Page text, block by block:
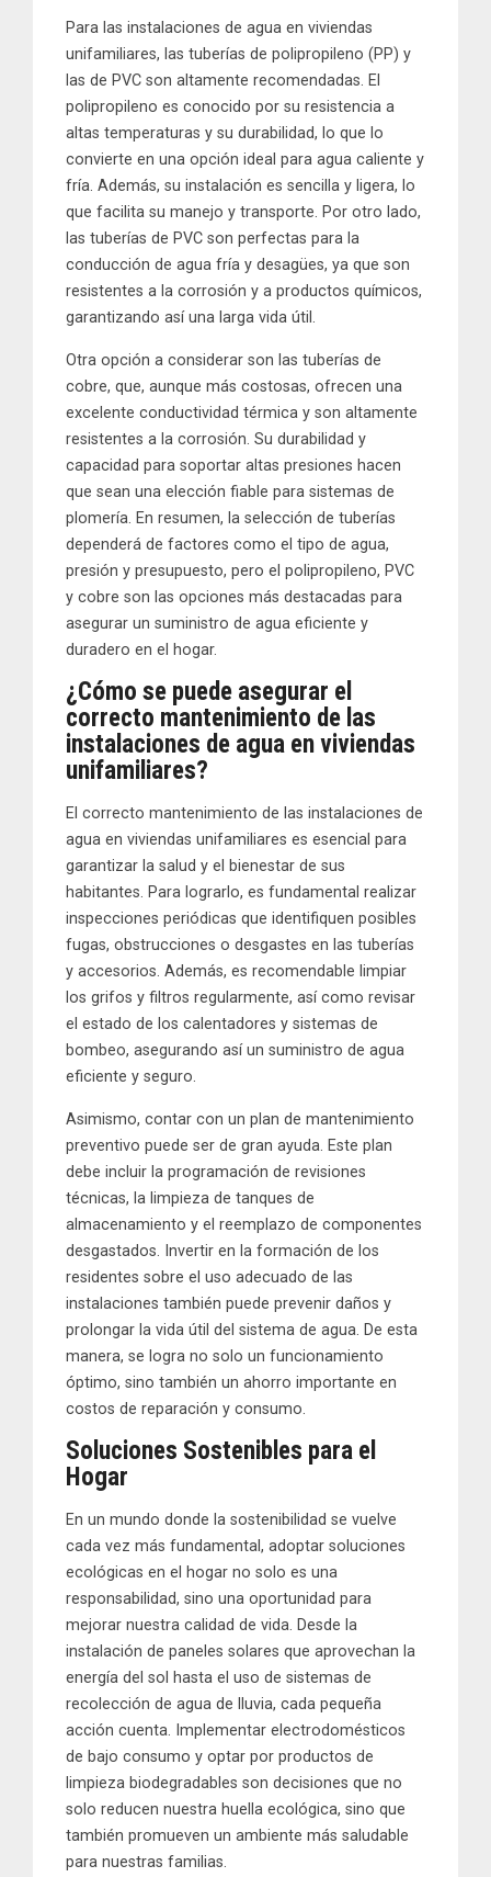
Para las instalaciones de agua en viviendas
unifamiliares, las tuberías de polipropileno (PP) y
las de PVC son altamente recomendadas. El
polipropileno es conocido por su resistencia a
altas temperaturas y su durabilidad, lo que lo
convierte en una opción ideal para agua caliente y
fría. Además, su instalación es sencilla y ligera, lo
que facilita su manejo y transporte. Por otro lado,
las tuberías de PVC son perfectas para la
conducción de agua fría y desagües, ya que son
resistentes a la corrosión y a productos químicos,
garantizando así una larga vida útil.
Otra opción a considerar son las tuberías de
cobre, que, aunque más costosas, ofrecen una
excelente conductividad térmica y son altamente
resistentes a la corrosión. Su durabilidad y
capacidad para soportar altas presiones hacen
que sean una elección fiable para sistemas de
plomería. En resumen, la selección de tuberías
dependerá de factores como el tipo de agua,
presión y presupuesto, pero el polipropileno, PVC
y cobre son las opciones más destacadas para
asegurar un suministro de agua eficiente y
duradero en el hogar.
¿Cómo se puede asegurar el
correcto mantenimiento de las
instalaciones de agua en viviendas
unifamiliares?
El correcto mantenimiento de las instalaciones de
agua en viviendas unifamiliares es esencial para
garantizar la salud y el bienestar de sus
habitantes. Para lograrlo, es fundamental realizar
inspecciones periódicas que identifiquen posibles
fugas, obstrucciones o desgastes en las tuberías
y accesorios. Además, es recomendable limpiar
los grifos y filtros regularmente, así como revisar
el estado de los calentadores y sistemas de
bombeo, asegurando así un suministro de agua
eficiente y seguro.
Asimismo, contar con un plan de mantenimiento
preventivo puede ser de gran ayuda. Este plan
debe incluir la programación de revisiones
técnicas, la limpieza de tanques de
almacenamiento y el reemplazo de componentes
desgastados. Invertir en la formación de los
residentes sobre el uso adecuado de las
instalaciones también puede prevenir daños y
prolongar la vida útil del sistema de agua. De esta
manera, se logra no solo un funcionamiento
óptimo, sino también un ahorro importante en
costos de reparación y consumo.
Soluciones Sostenibles para el
Hogar
En un mundo donde la sostenibilidad se vuelve
cada vez más fundamental, adoptar soluciones
ecológicas en el hogar no solo es una
responsabilidad, sino una oportunidad para
mejorar nuestra calidad de vida. Desde la
instalación de paneles solares que aprovechan la
energía del sol hasta el uso de sistemas de
recolección de agua de lluvia, cada pequeña
acción cuenta. Implementar electrodomésticos
de bajo consumo y optar por productos de
limpieza biodegradables son decisiones que no
solo reducen nuestra huella ecológica, sino que
también promueven un ambiente más saludable
para nuestras familias.